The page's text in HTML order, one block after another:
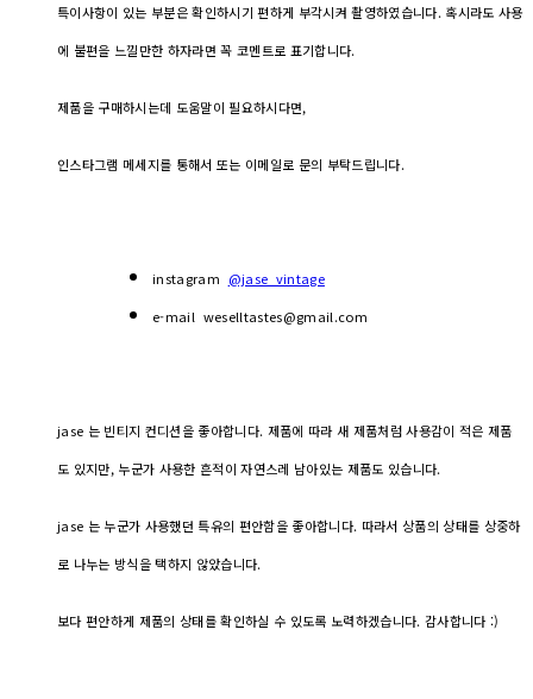
특이사항이 있는 부분은 확인하시기 편하게 부각시켜 촬영하였습니다. 혹시라도 사용
에 불편을 느낄만한 하자라면 꼭 코멘트로 표기합니다.
제품을 구매하시는데 도움말이 필요하시다면,
인스타그램 메세지를 통해서 또는 이메일로 문의 부탁드립니다.
instagram @jase_vintage
e-mail weselltastes@gmail.com
jase 는 빈티지 컨디션을 좋아합니다. 제품에 따라 새 제품처럼 사용감이 적은 제품
도 있지만, 누군가 사용한 흔적이 자연스레 남아있는 제품도 있습니다.
jase 는 누군가 사용했던 특유의 편안함을 좋아합니다. 따라서 상품의 상태를 상중하
로 나누는 방식을 택하지 않았습니다.
보다 편안하게 제품의 상태를 확인하실 수 있도록 노력하겠습니다. 감사합니다 :)